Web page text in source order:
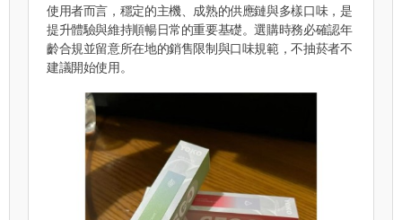
使用者而言，穩定的主機、成熟的供應鏈與多樣口味，是
提升體驗與維持順暢日常的重要基礎。選購時務必確認年
齡合規並留意所在地的銷售限制與口味規範，不抽菸者不
建議開始使用。